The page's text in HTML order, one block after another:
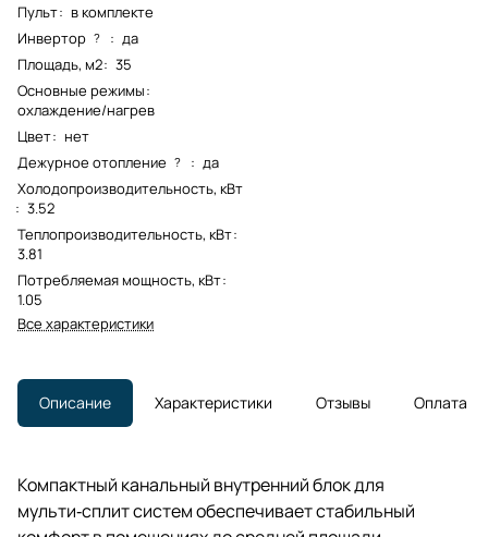
Пульт: в комплекте
Инвертор ? : да
Площадь, м2: 35
Основные режимы:
охлаждение/нагрев
Цвет: нет
Дежурное отопление ? : да
Холодопроизводительность, кВт
: 3.52
Теплопроизводительность, кВт:
3.81
Потребляемая мощность, кВт:
1.05
Все характеристики
Описание Характеристики Отзывы Оплата
Компактный канальный внутренний блок для
мульти‑сплит систем обеспечивает стабильный